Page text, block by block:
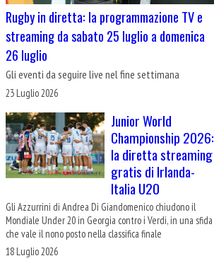
Rugby in diretta: la programmazione TV e
streaming da sabato 25 luglio a domenica
26 luglio
Gli eventi da seguire live nel fine settimana
23 Luglio 2026
Junior World
Championship 2026:
la diretta streaming
gratis di Irlanda-
Italia U20
Gli Azzurrini di Andrea Di Giandomenico chiudono il
Mondiale Under 20 in Georgia contro i Verdi, in una sfida
che vale il nono posto nella classifica finale
18 Luglio 2026